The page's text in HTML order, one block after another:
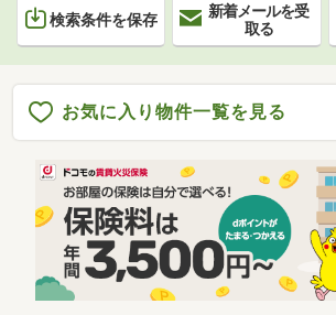
検索条件を保存
新着メールを受
取る
お気に入り物件一覧を見る